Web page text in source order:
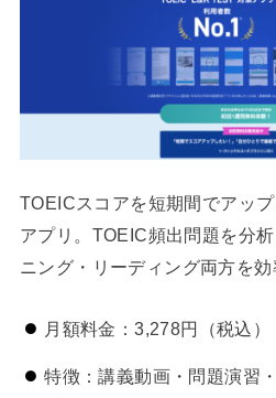
TOEICスコアを短期間でアッ
アプリ。TOEIC頻出問題を分
ニング・リーディング両方を効
月額料金：3,278円（税込）
特徴：講義動画・問題演習